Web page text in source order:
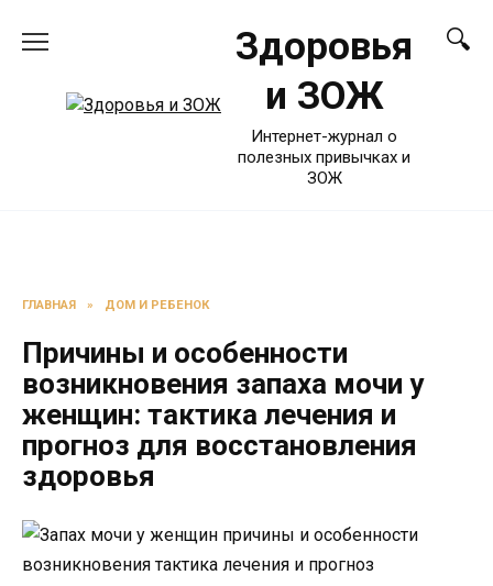
Здоровья
и ЗОЖ
Интернет-журнал о
полезных привычках и
ЗОЖ
ГЛАВНАЯ » ДОМ И РЕБЕНОК
Причины и особенности
возникновения запаха мочи у
женщин: тактика лечения и
прогноз для восстановления
здоровья